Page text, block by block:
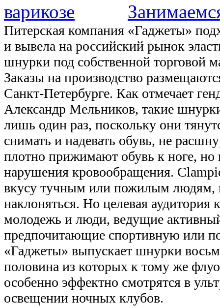
Питерская компания «Гаджеты»
и вывела на российский рынок
шнурки под собственной торговой
Заказы на производство
Санкт-Петербурге. Как отмечает
Александр Мельников, такие шнурки
лишь один раз, поскольку они
снимать и надевать обувь, не
плотно прижимают обувь к ноге, но
нарушения кровообращения.
вкусу тучным или пожилым людям,
наклоняться. Но целевая
молодежь и люди, ведущие
предпочитающие спортивную или
«Гаджеты» выпускает шнурки
половина из которых к тому же
особенно эффектно смотрятся в
освещении ночных клубов.